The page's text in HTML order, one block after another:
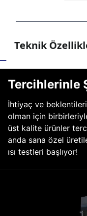
Teknik
Tercihlerinle
İhtiyaç ve
olman için
üst kalite ürünler
anda sana özel
ısı testleri başlıyor!